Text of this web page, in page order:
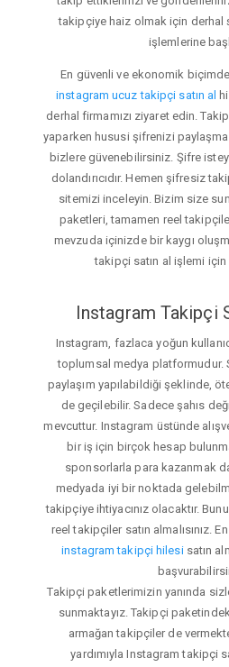
takipçiye haiz olmak için derhal
işlemlerine
En güvenli ve ekonomik
instagram ucuz takipçi satın al
derhal firmamızı ziyaret edin.
yaparken hususi şifrenizi
bizlere güvenebilirsiniz. Şifre
dolandırıcıdır. Hemen şifresiz
sitemizi inceleyin. Bizim size
paketleri, tamamen reel
mevzuda içinizde bir kaygı
takipçi satın al işlemi için
Instagram Takipçi
Instagram, fazlaca yoğun
toplumsal medya platformudur.
paylaşım yapılabildiği şeklinde,
de geçilebilir. Sadece şahıs
mevcuttur. Instagram üstünde
bir iş için birçok hesap
sponsorlarla para kazanmak
medyada iyi bir noktada
takipçiye ihtiyacınız olacaktır.
reel takipçiler satın almalısınız.
instagram takipçi hilesisatın
Takipçi paketlerimizin yanında
sunmaktayız. Takipçi
armağan takipçiler de
yardımıyla Instagram takipçi